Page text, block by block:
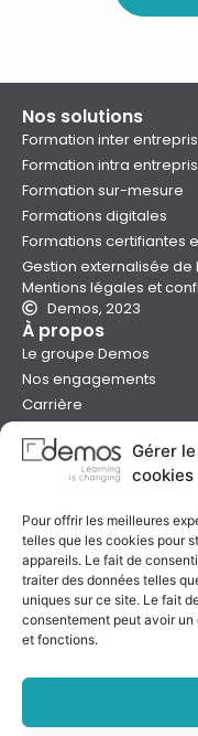
Gérer
cookies
Pour offrir les meilleures
telles que les cookies pour
appareils. Le fait de
traiter des données telles
uniques sur ce site. Le fait
consentement peut avoir
et fonctions.
Nos solutions
Formation inter
Formation intra
Formation sur-mesure
Formations digitales
Formations certifiantes
Gestion externalisée de
Mentions légales et
Demos, 2023
À propos
Le groupe Demos
Nos engagements
Carrière
Presse
Catalogues
Aide
Nous contacter
Nous trouver
Préparer sa formation
Sessions garanties
Qualité &